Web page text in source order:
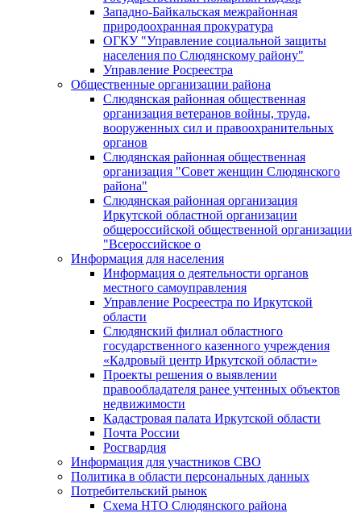
Западно-Байкальская межрайонная
природоохранная прокуратура
ОГКУ "Управление социальной защиты
населения по Слюдянскому району"
Управление Росреестра
Общественные организации района
Слюдянская районная общественная
организация ветеранов войны, труда,
вооруженных сил и правоохранительных
органов
Слюдянская районная общественная
организация "Совет женщин Слюдянского
района"
Слюдянская районная организация
Иркутской областной организации
общероссийской общественной организации
"Всероссийское о
Информация для населения
Информация о деятельности органов
местного самоуправления
Управление Росреестра по Иркутской
области
Слюдянский филиал областного
государственного казенного учреждения
«Кадровый центр Иркутской области»
Проекты решения о выявлении
правообладателя ранее учтенных объектов
недвижимости
Кадастровая палата Иркутской области
Почта России
Росгвардия
Информация для участников СВО
Политика в области персональных данных
Потребительский рынок
Схема НТО Слюдянского района